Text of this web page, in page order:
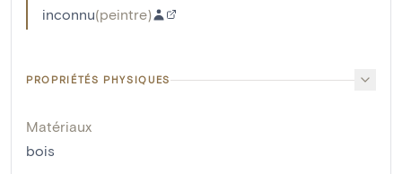
inconnu(peintre)
PROPRIÉTÉS PHYSIQUES
Matériaux
bois